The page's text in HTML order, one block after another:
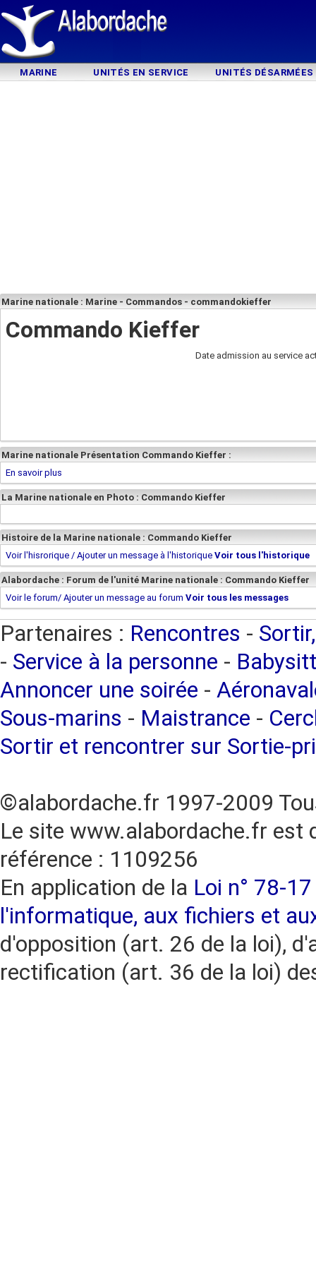
MARINE UNITÉS EN SERVICE UNITÉS DÉSARMÉES
Marine nationale : Marine - Commandos - commandokieffer
Commando Kieffer
Date admission au service
Marine nationale Présentation Commando Kieffer :
En savoir plus
La Marine nationale en Photo : Commando Kieffer
Histoire de la Marine nationale : Commando Kieffer
Voir l'hisrorique / Ajouter un message à l'historique Voir tous l'historique
Alabordache : Forum de l'unité Marine nationale : Commando Kieffer
Voir le forum/ Ajouter un message au forum Voir tous les messages
Partenaires : Rencontres -
- Service à la personne -
Annoncer une soirée -
Sous-marins - Maistrance -
Sortir et rencontrer sur Sortie-
©alabordache.fr 1997-2009
Le site www.alabordache.fr est
référence : 1109256
En application de la Loi n° 78-
l'informatique, aux fichiers et
d'opposition (art. 26 de la loi),
rectification (art. 36 de la loi)